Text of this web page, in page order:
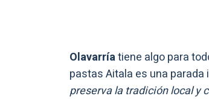
Olavarríatiene algo para
pastas Aitala es una
preserva la tradición local y